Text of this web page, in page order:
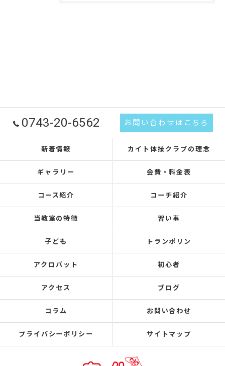
0743-20-6562 お問い合わせはこちら
新着情報 カイト体操クラブの理念
ギャラリー 会費・料金表
コース紹介 コーチ紹介
当教室の特徴 習い事
子ども トランポリン
アクロバット 初心者
アクセス ブログ
コラム お問い合わせ
プライバシーポリシー サイトマップ